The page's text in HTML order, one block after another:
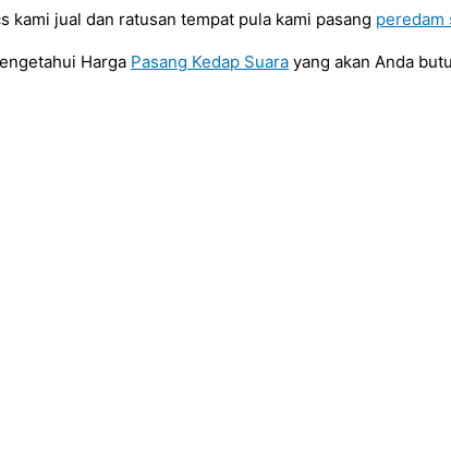
jual dan ratusan tempat pula kami pasang peredam
Harga Pasang Kedap Suara yang akan Anda